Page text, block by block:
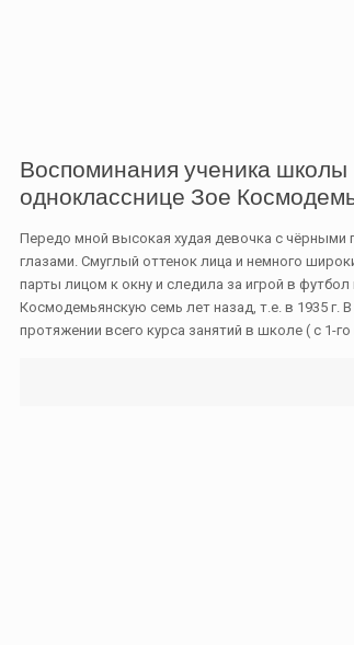
Воспоминания ученика
однокласснице Зое
Передо мной высокая худая девочка с
глазами. Смуглый оттенок лица и немного
парты лицом к окну и следила за игрой в
Космодемьянскую семь лет назад, т.е. в 1935 г.
протяжении всего курса занятий в школе ( с 1-